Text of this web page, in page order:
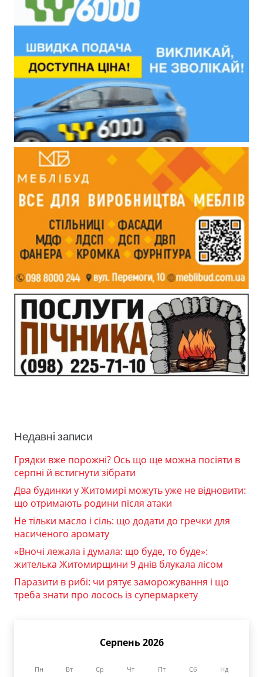
Недавні записи
Грядки вже порожні? Ось що ще можна посіяти в
серпні й встигнути зібрати
Два будинки у Житомирі можуть уже не відновити:
що отримають родини після атаки
Не тільки масло і сіль: що додати до гречки для
насиченого аромату
«Вночі лежала і думала: що буде, то буде»:
жителька Житомирщини 9 днів блукала лісом
Паразити в рибі: чи рятує заморожування і що
треба знати про лосось із супермаркету
Серпень 2026
Пн Вт Ср Чт Пт Сб Нд